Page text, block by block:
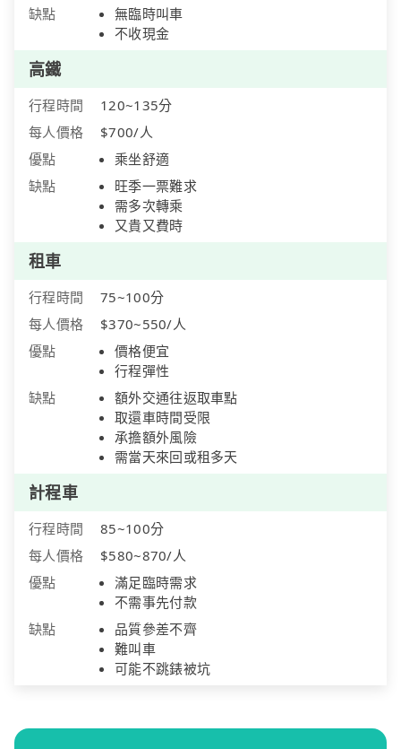
缺點
無臨時叫車
不收現金
高鐵
行程時間
120~135分
每人價格
$700/人
優點
乘坐舒適
缺點
旺季一票難求
需多次轉乘
又貴又費時
租車
行程時間
75~100分
每人價格
$370~550/人
優點
價格便宜
行程彈性
缺點
額外交通往返取車點
取還車時間受限
承擔額外風險
需當天來回或租多天
計程車
行程時間
85~100分
每人價格
$580~870/人
優點
滿足臨時需求
不需事先付款
缺點
品質參差不齊
難叫車
可能不跳錶被坑